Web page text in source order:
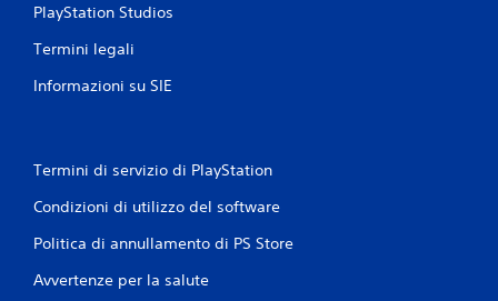
PlayStation Studios
Termini legali
Informazioni su SIE
Termini di servizio di PlayStation
Condizioni di utilizzo del software
Politica di annullamento di PS Store
Avvertenze per la salute